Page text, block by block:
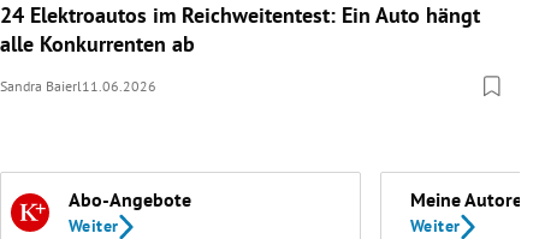
24 Elektroautos im Reichweitentest: Ein Auto hängt
alle Konkurrenten ab
Sandra Baierl11.06.2026
Abo-Angebote
Weiter
Meine Autoren
Weiter